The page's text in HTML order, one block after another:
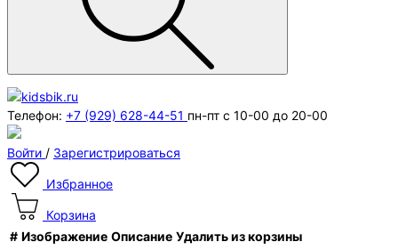
Телефон: +7 (929) 628-44-51 пн-пт с 10-00 до 20-00
Войти / Зарегистрироваться
Избранное
Корзина
# Изображение Описание Удалить из корзины